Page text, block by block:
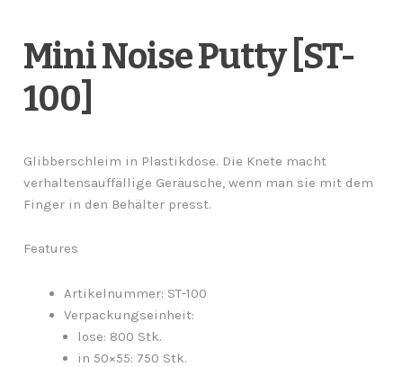
Mini Noise Putty [ST-
100]
Glibberschleim in Plastikdose. Die Knete macht
verhaltensauffällige Geräusche, wenn man sie mit dem
Finger in den Behälter presst.
Features
Artikelnummer: ST-100
Verpackungseinheit:
lose: 800 Stk.
in 50×55: 750 Stk.